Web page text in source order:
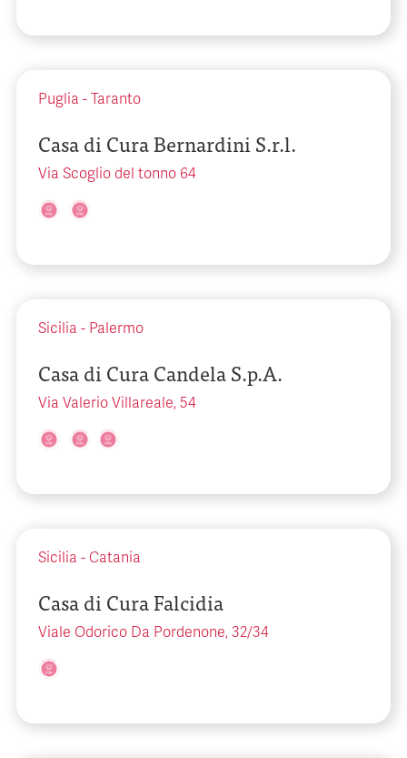
Puglia - Taranto
Casa di Cura Bernardini S.r.l.
Via Scoglio del tonno 64
Sicilia - Palermo
Casa di Cura Candela S.p.A.
Via Valerio Villareale, 54
Sicilia - Catania
Casa di Cura Falcidia
Viale Odorico Da Pordenone, 32/34